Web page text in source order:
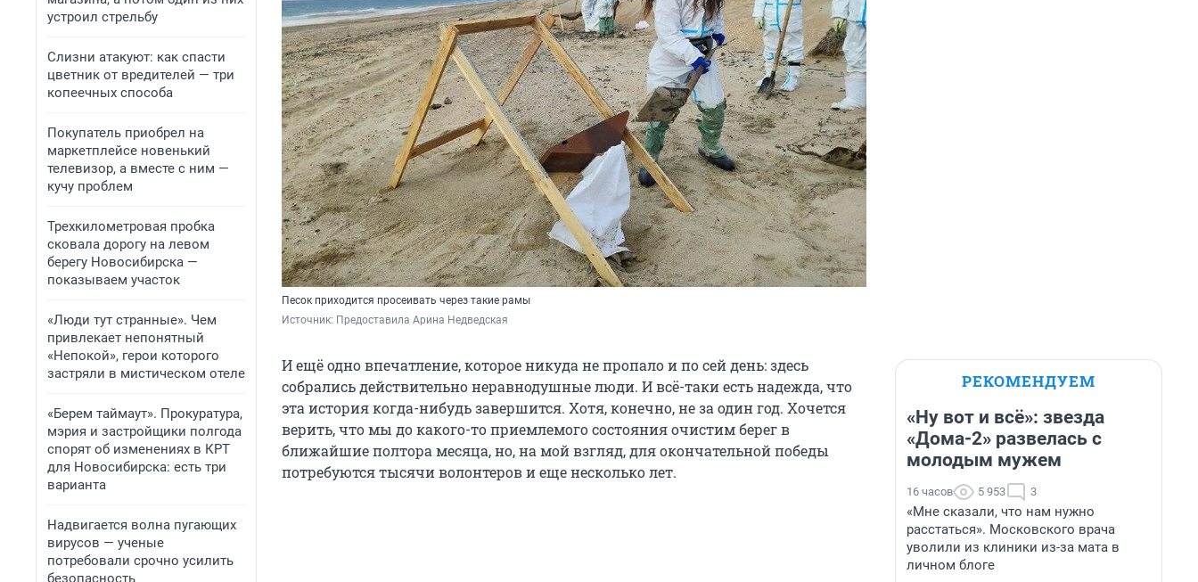
устроил стрельбу
Слизни атакуют: как спасти
цветник от вредителей — три
копеечных способа
Покупатель приобрел на
маркетплейсе новенький
телевизор, а вместе с ним —
кучу проблем
Трехкилометровая пробка
сковала дорогу на левом
берегу Новосибирска —
показываем участок
«Люди тут странные». Чем
привлекает непонятный
«Непокой», герои которого
застряли в мистическом отеле
«Берем таймаут». Прокуратура,
мэрия и застройщики полгода
спорят об изменениях в КРТ
для Новосибирска: есть три
варианта
Надвигается волна пугающих
вирусов — ученые
потребовали срочно усилить
безопасность
Песок приходится просеивать через такие рамы
Источник: Предоставила Арина Недведская
И ещё одно впечатление, которое никуда не пропало и по сей день: здесь
собрались действительно неравнодушные люди. И всё-таки есть надежда, что
эта история когда-нибудь завершится. Хотя, конечно, не за один год. Хочется
верить, что мы до какого-то приемлемого состояния очистим берег в
ближайшие полтора месяца, но, на мой взгляд, для окончательной победы
потребуются тысячи волонтеров и еще несколько лет.
РЕКОМЕНДУЕМ
«Ну вот и всё»: звезда
«Дома-2» развелась с
молодым мужем
16 часов 5 953 3
«Мне сказали, что нам нужно
расстаться». Московского врача
уволили из клиники из-за мата в
личном блоге